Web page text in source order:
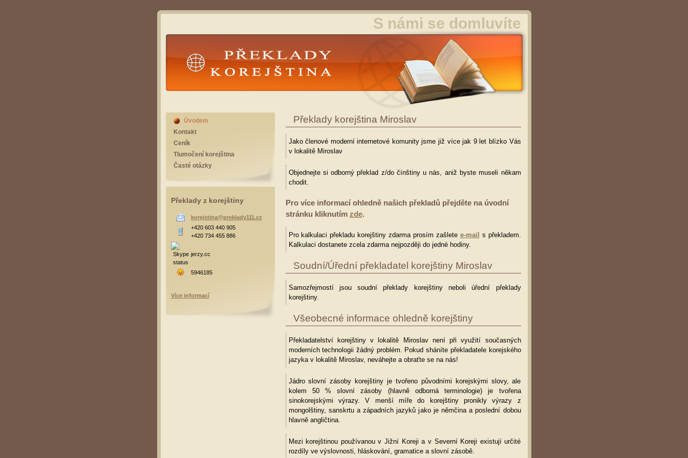
Překlady Korejština
S námi se domluvíte
Překlady korejština Miroslav
Jako členové moderní internetové komunity jsme již více jak 9 let blízko Vás
v lokalitě Miroslav
Objednejte si odborný překlad z/do čínštiny u nás, aniž byste museli někam
chodit.
Pro více informací ohledně našich překladů přejděte na úvodní
stránku kliknutím zde.
Pro kalkulaci překladu korejštiny zdarma prosím zašlete e-mail
s překladem.
Kalkulaci dostanete zcela zdarma nejpozději do jedné hodiny.
Soudní/Úřední překladatel korejštiny Miroslav
Samozřejmostí jsou soudní překlady korejštiny neboli úřední překlady
korejštiny.
Všeobecné informace ohledně korejštiny
Překladatelství korejštiny v lokalitě Miroslav není při využití současných
moderních technologii žádný problém. Pokud sháníte překladatele korejského
jazyka v lokalitě Miroslav, neváhejte a obraťte se na nás!
Jádro slovní zásoby korejštiny je tvořeno původními korejskými slovy, ale
kolem 50 % slovní zásoby (hlavně odborná terminologie) je tvořena
sinokorejskými výrazy. V menší míře do korejštiny pronikly výrazy z
mongolštiny, sanskrtu a západních jazyků jako je němčina a poslední dobou
hlavně angličtina.
Mezi korejštinou používanou v Jižní Koreji a v Severní Koreji existují určité
rozdíly ve výslovnosti, hláskování, gramatice a slovní zásobě.
Úvodem
Kontakt
Ceník
Tlumočení korejština
Časté otázky
Překlady z korejštiny
korejstina@preklady111.cz
+420 603 440 905
+420 734 455 886
jerzy.cc
5946185
Více informací